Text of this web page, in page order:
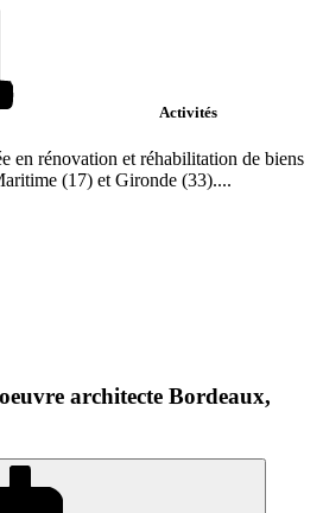
Activités
en rénovation et réhabilitation de biens
(17) et Gironde (33)....
architecte Bordeaux,